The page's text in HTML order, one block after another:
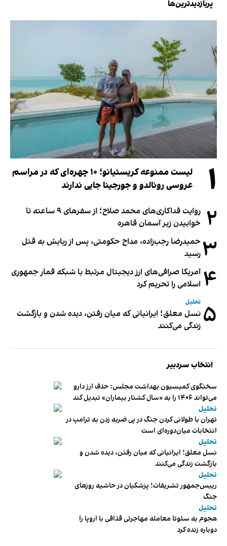
پربازدیدترین‌ها
۱
لیست ممنوعه کریستیانو؛ ۱۰ چهره‌ای که در مراسم
عروسی رونالدو و جورجینا جایی ندارند
۲
روایت فداکاری‌های محمد صلاح؛ از سفرهای ۹ ساعته تا
خوابیدن زیر آسمان قاهره
۳ حمیدرضا رجب‌زاده، مداح حکومتی، پس از ربایش به قتل
رسید
۴ آمریکا صرافی‌های ارز دیجیتال مرتبط با شبکه قمار جمهوری
اسلامی را تحریم کرد
۵ تحلیل
نسل معلق؛ ایرانیانی که میان رفتن، دیده شدن و بازگشت
زندگی می‌کنند
انتخاب سردبیر
سخنگوی کمیسیون بهداشت مجلس: حذف ارز دارو
می‌تواند ۱۴۰۶ را به «سال کشتار بیماران» تبدیل کند
تحلیل
تهران با طولانی کردن جنگ در پی ضربه زدن به ترامپ در
انتخابات میان‌دوره‌ای است
تحلیل
نسل معلق؛ ایرانیانی که میان رفتن، دیده شدن و
بازگشت زندگی می‌کنند
تحلیل
رییس‌جمهور تشریفات؛ پزشکیان در حاشیه روزهای
جنگ
تحلیل
هجوم به سئوتا معامله مهاجرتی قذافی با اروپا را
دوباره زنده کرد